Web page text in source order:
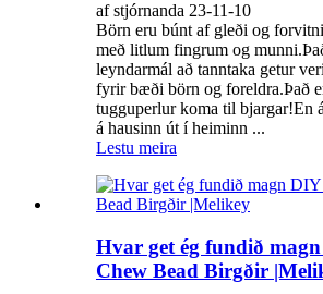
af stjórnanda 23-11-10
Börn eru búnt af gleði og
með litlum fingrum og
leyndarmál að tanntaka getur
fyrir bæði börn og foreldra.Það
tugguperlur koma til bjargar!En
á hausinn út í heiminn ...
Lestu meira
Hvar get ég fundið
Chew Bead Birgðir